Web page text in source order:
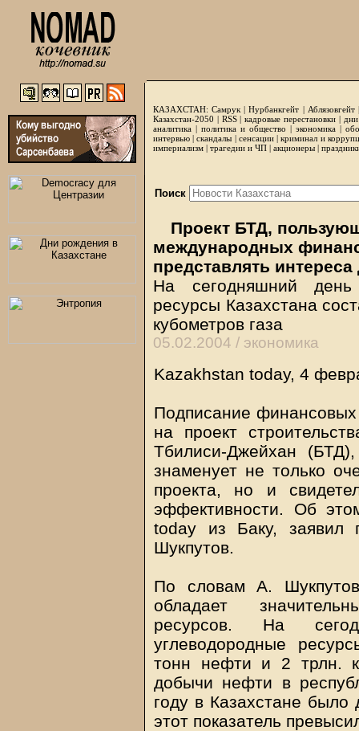
КАЗАХСТАН: Самрук |Нурбанкгейт | Аблязовгейт
Казахстан-2050 | RSS|кадровые перестановки|
аналитика | политика и общество | экономика |
интервью |скандалы | сенсации|криминал и
империализм | трагедии и ЧП | акционеры |
Поиск
Проект БТД,
международных
представлять интереса
На сегодняшний день
ресурсы Казахстана
кубометров газа
05.02.2004 / экономика
Kazakhstan today, 4
Подписание
на проект
Тбилиси-Джейхан
знаменует не только
проекта, но и
эффективности. Об
today из Баку, заявил
Шукпутов.
По словам А.
обладает
ресурсов. На
углеводородные
тонн нефти и 2 трлн.
добычи нефти в
году в Казахстане
этот показатель